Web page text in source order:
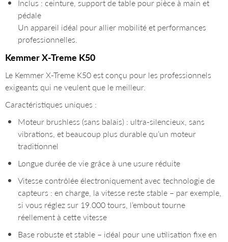
Inclus : ceinture, support de table pour pièce à main et
pédale
Un appareil idéal pour allier mobilité et performances
professionnelles.
Kemmer X-Treme K50
Le Kemmer X-Treme K50 est conçu pour les professionnels
exigeants qui ne veulent que le meilleur.
Caractéristiques uniques :
Moteur brushless (sans balais) : ultra-silencieux, sans
vibrations, et beaucoup plus durable qu’un moteur
traditionnel
Longue durée de vie grâce à une usure réduite
Vitesse contrôlée électroniquement avec technologie de
capteurs : en charge, la vitesse reste stable – par exemple,
si vous réglez sur 19.000 tours, l’embout tourne
réellement à cette vitesse
Base robuste et stable – idéal pour une utilisation fixe en